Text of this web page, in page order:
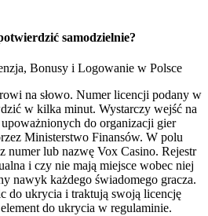
samodzielnie?
na słowo. Numer licencji podany w
w kilka minut. Wystarczy wejść na
do organizacji gier
Ministerstwo Finansów. W polu
numer lub nazwę Vox Casino. Rejestr
i czy nie mają miejsce wobec niej
nawyk każdego świadomego gracza.
do ukrycia i traktują swoją licencję
do ukrycia w regulaminie.